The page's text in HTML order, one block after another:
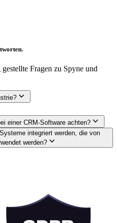
Fragen zu Spyne und
einer CRM-Software achten?
integriert werden, die von
werden?